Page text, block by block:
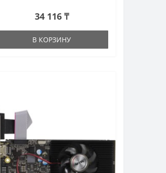
34 116 ₸
В КОРЗИНУ